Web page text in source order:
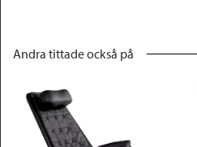
Andra tittade också på